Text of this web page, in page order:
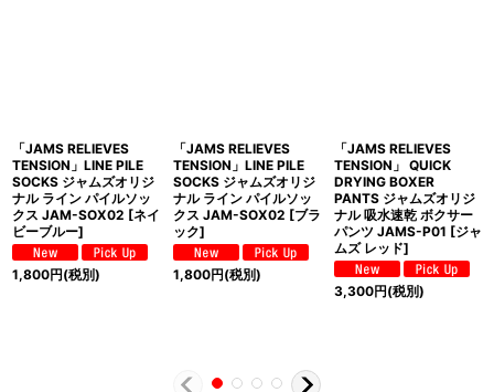
「JAMS RELIEVES
TENSION」LINE PILE
SOCKS ジャムズオリジ
ナル ライン パイルソッ
クス JAM-SOX02 [ネイ
ビーブルー]
1,800円(税別)
「JAMS RELIEVES
TENSION」LINE PILE
SOCKS ジャムズオリジ
ナル ライン パイルソッ
クス JAM-SOX02 [ブラ
ック]
1,800円(税別)
「JAMS RELIEVES
TENSION」 QUICK
DRYING BOXER
PANTS ジャムズオリジ
ナル 吸水速乾 ボクサー
パンツ JAMS-P01 [ジャ
ムズ レッド]
3,300円(税別)